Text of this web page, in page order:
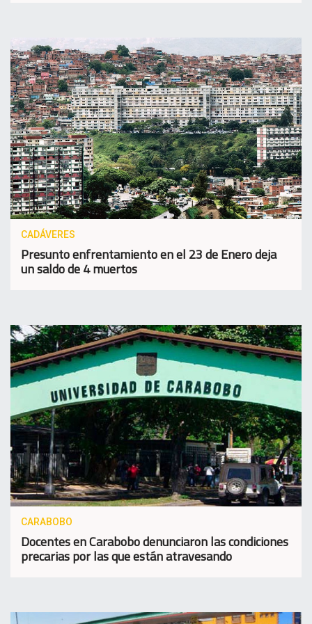
CADÁVERES
Presunto enfrentamiento en el 23 de Enero deja
un saldo de 4 muertos
CARABOBO
Docentes en Carabobo denunciaron las condiciones
precarias por las que están atravesando